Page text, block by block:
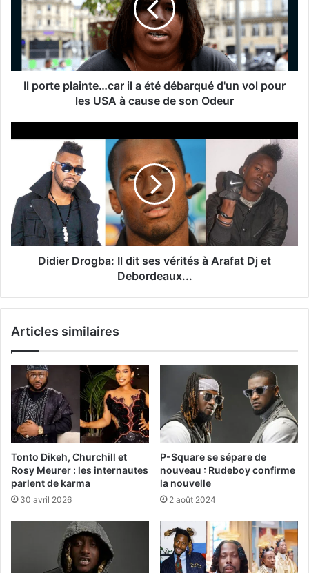
Il porte plainte…car il a été débarqué d'un vol pour
les USA à cause de son Odeur
Didier Drogba: Il dit ses vérités à Arafat Dj et
Debordeaux...
Articles similaires
Tonto Dikeh, Churchill et
Rosy Meurer : les internautes
parlent de karma
30 avril 2026
P-Square se sépare de
nouveau : Rudeboy confirme
la nouvelle
2 août 2024